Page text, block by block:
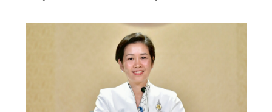
ให้ถึง 30,000 ล้านเหรียญสหรัฐ